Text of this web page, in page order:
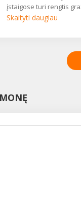
įstaigose turi rengtis
ir patogiai kiekvieną
patogius, praktiškus
drabužius. Pirkdami
visada tai mums ką nors
rūbus kasdienai, išeigai
Skaityti daugiau